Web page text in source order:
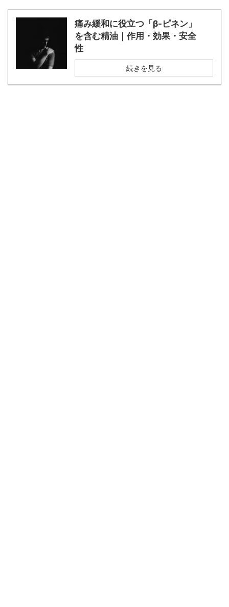
痛み緩和に役立つ「β-ピネン」
を含む精油｜作用・効果・安全
性
続きを見る